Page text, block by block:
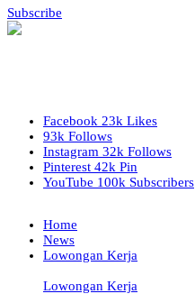
Subscribe
Facebook 23k Likes
93k Follows
Instagram 32k Follows
Pinterest 42k Pin
YouTube 100k Subscribers
Home
News
Lowongan Kerja
Lowongan Kerja